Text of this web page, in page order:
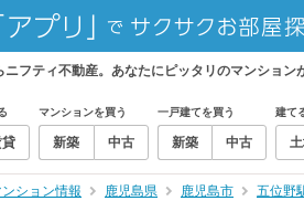
フティ不動産。あなたにピッタリのマンション
マンションを買う
新築 中古
一戸建てを買う
新築 中古
建て
ンション情報 鹿児島県 鹿児島市 五位野